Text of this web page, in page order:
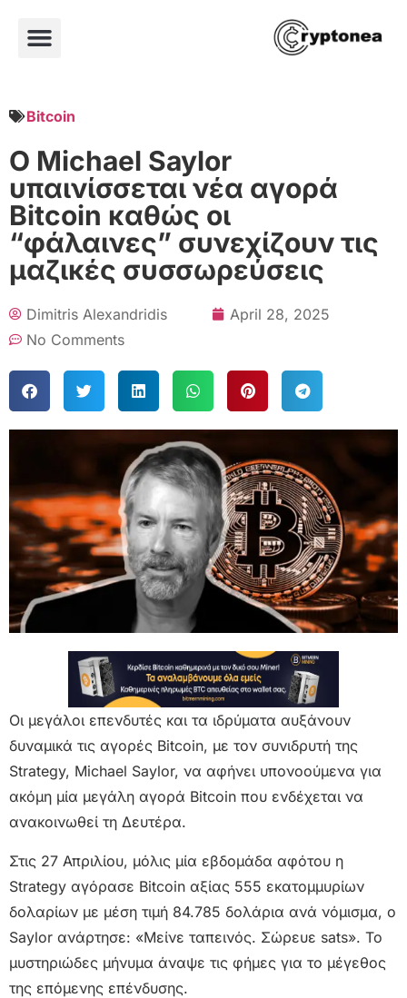
Bitcoin
Ο Michael Saylor
υπαινίσσεται νέα αγορά
Bitcoin καθώς οι
“φάλαινες” συνεχίζουν τις
μαζικές συσσωρεύσεις
Dimitris Alexandridis
April 28, 2025
No Comments
Οι μεγάλοι επενδυτές και τα ιδρύματα αυξάνουν
δυναμικά τις αγορές Bitcoin, με τον συνιδρυτή της
Strategy, Michael Saylor, να αφήνει υπονοούμενα για
ακόμη μία μεγάλη αγορά Bitcoin που ενδέχεται να
ανακοινωθεί τη Δευτέρα.
Στις 27 Απριλίου, μόλις μία εβδομάδα αφότου η
Strategy αγόρασε Bitcoin αξίας 555 εκατομμυρίων
δολαρίων με μέση τιμή 84.785 δολάρια ανά νόμισμα, ο
Saylor ανάρτησε: «Μείνε ταπεινός. Σώρευε sats». Το
μυστηριώδες μήνυμα άναψε τις φήμες για το μέγεθος
της επόμενης επένδυσης.